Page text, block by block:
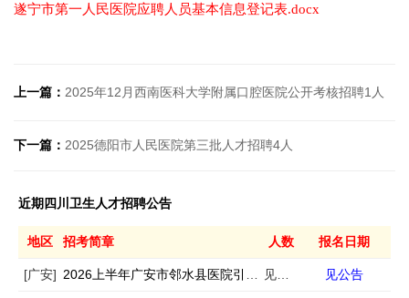
遂宁市第一人民医院应聘人员基本信息登记表.docx
上一篇： 2025年12月西南医科大学附属口腔医院公开考核招聘1人
下一篇： 2025德阳市人民医院第三批人才招聘4人
近期四川卫生人才招聘公告
地区 招考简章 人数 报名日期
[广安] 见公告